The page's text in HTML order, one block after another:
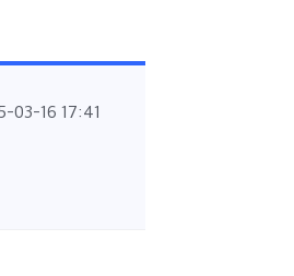
03-16 17:41